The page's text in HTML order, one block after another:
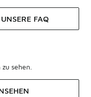
FAQ
sehen.